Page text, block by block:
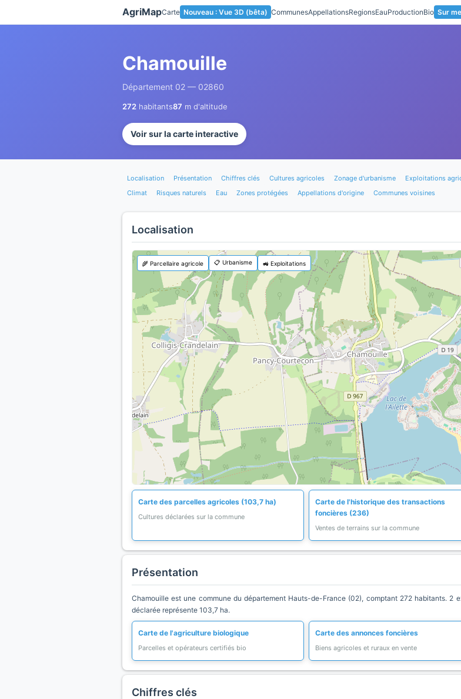
AgriMapCarte Nouveau : Vue 3D (bêta) CommunesAppellationsRegionsEauProductionBio Sur
Chamouille
Département 02 — 02860
272 habitants87 m d'altitude
Voir sur la carte interactive
Localisation Présentation Chiffres clés Cultures agricoles Zonage d'urbanisme Exploitations
Climat
Risques naturels Eau Zones protégées Appellations d'origine Communes voisines
Localisation
🌾 Parcellaire agricole 📋 Urbanisme 🚜 Exploitations
Carte des parcelles agricoles (103,7 ha)
Cultures déclarées sur la commune
Carte de l'historique des transactions
foncières (236)
Ventes de terrains sur la commune
Présentation
Chamouille est une commune du département Hauts-de-France (02), comptant 272 habitants. 2
déclarée représente 103,7 ha.
Carte de l'agriculture biologique
Parcelles et opérateurs certifiés bio
Carte des annonces foncières
Biens agricoles et ruraux en vente
Chiffres clés
Panneau de gestion des cookies